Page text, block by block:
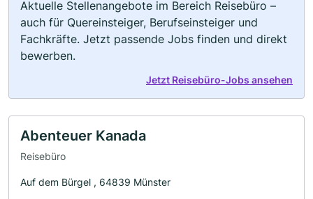
Aktuelle Stellenangebote im Bereich Reisebüro –
auch für Quereinsteiger, Berufseinsteiger und
Fachkräfte. Jetzt passende Jobs finden und direkt
bewerben.
Jetzt Reisebüro-Jobs ansehen
Abenteuer Kanada
Reisebüro
Auf dem Bürgel , 64839 Münster